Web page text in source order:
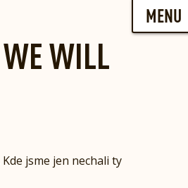
MENU
WILL
jsme jen nechali ty